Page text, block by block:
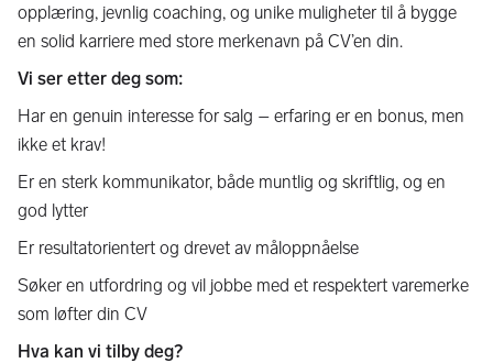
opplæring, jevnlig coaching, og unike muligheter til å bygge
en solid karriere med store merkenavn på CV’en din.
Vi ser etter deg som:
Har en genuin interesse for salg – erfaring er en bonus, men
ikke et krav!
Er en sterk kommunikator, både muntlig og skriftlig, og en
god lytter
Er resultatorientert og drevet av måloppnåelse
Søker en utfordring og vil jobbe med et respektert varemerke
som løfter din CV
Hva kan vi tilby deg?